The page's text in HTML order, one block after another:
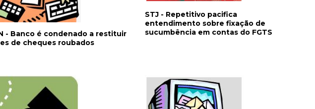
- Banco é condenado a restituir
de cheques roubados
STJ - Repetitivo pacifica
entendimento sobre fixação de
sucumbência em contas do FGTS